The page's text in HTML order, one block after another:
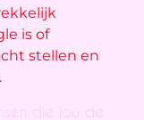
is of
stellen en
die jou de